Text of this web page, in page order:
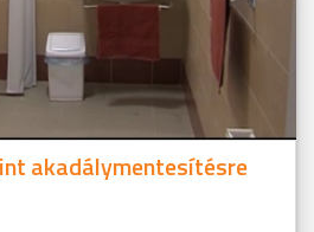
akadálymentesítésre